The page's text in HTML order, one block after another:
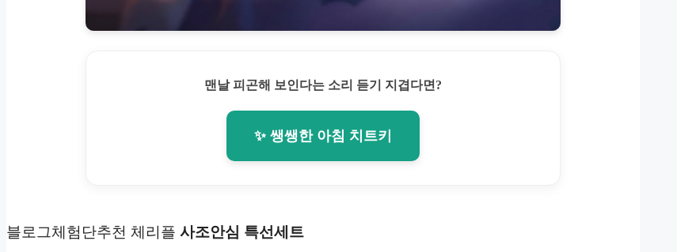
맨날 피곤해 보인다는 소리 듣기 지겹다면?
✨ 쌩쌩한 아침 치트키
블로그체험단추천 체리플 사조안심 특선세트